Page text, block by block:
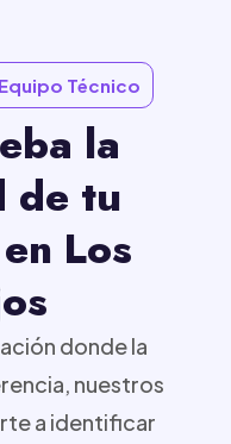
Técnico
la
de tu
Los
donde la
nuestros
a identificar